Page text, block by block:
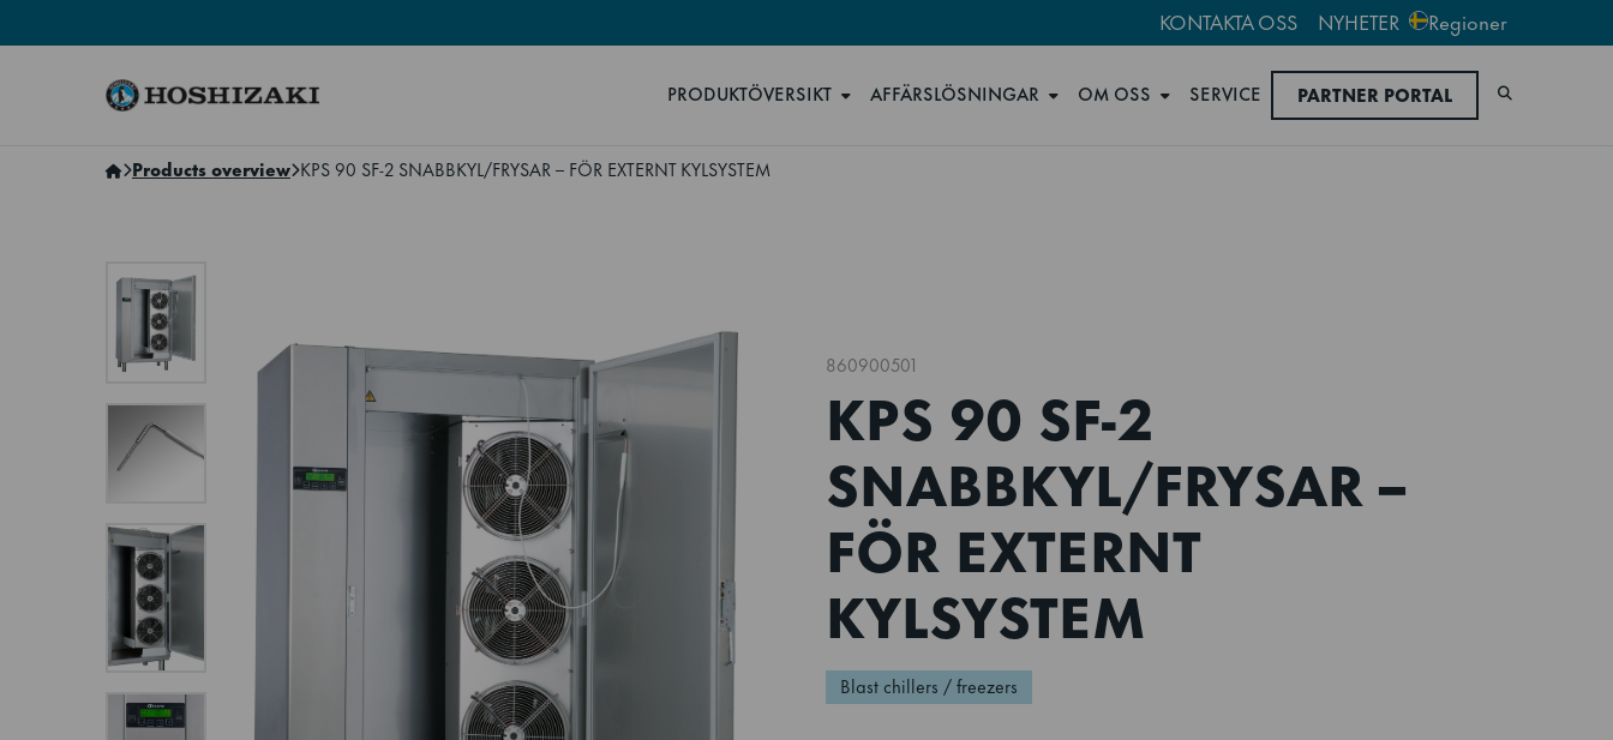
KONTAKTA OSS NYHETER Regioner
PRODUKTÖVERSIKT AFFÄRSLÖSNINGAR OM OSS SERVICE PARTNER PORTAL Sök
Products overview KPS 90 SF-2 SNABBKYL/FRYSAR – FÖR EXTERNT KYLSYSTEM
860900501
KPS 90 SF-2
SNABBKYL/FRYSAR –
FÖR EXTERNT
KYLSYSTEM
Blast chillers / freezers